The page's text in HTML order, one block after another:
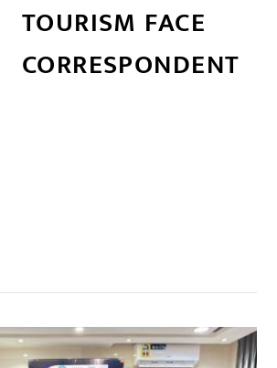
TOURISM FACE
CORRESPONDENT